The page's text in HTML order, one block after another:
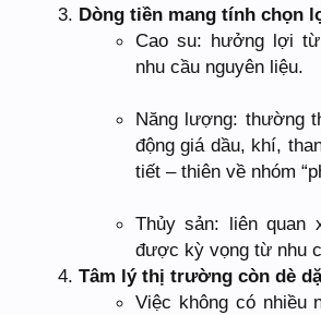
Dòng tiền mang tính chọn
Cao su: hưởng lợi
nhu cầu nguyên liệu.
Năng lượng: thường
động giá dầu, khí,
tiết – thiên về nhóm
Thủy sản: liên quan
được kỳ vọng từ nhu
Tâm lý thị trường còn dè
Việc không có nhiều